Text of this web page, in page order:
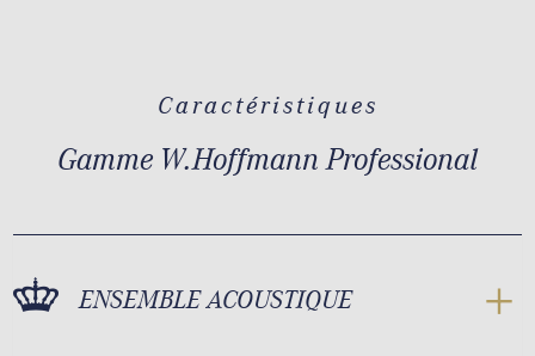
Caractéristiques
Gamme W.Hoffmann Professional
ENSEMBLE ACOUSTIQUE